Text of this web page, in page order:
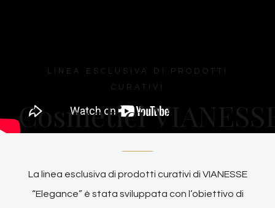
LINEA ESCLUSIVA DI PRODOTTI
CURATIVI
Cosmetici
La linea esclusiva di prodotti curativi di VIANESSE
“Elegance” è stata sviluppata con l’obiettivo di